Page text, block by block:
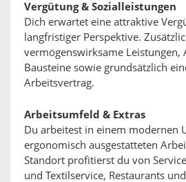
Vergütung & Sozialleistungen
Dich erwartet eine attraktive
langfristiger Perspektive.
vermögenswirksame Leistungen,
Bausteine sowie grundsätzlich
Arbeitsvertrag.
Arbeitsumfeld & Extras
Du arbeitest in einem modernen
ergonomisch ausgestatteten
Standort profitierst du von
und Textilservice, Restaurants